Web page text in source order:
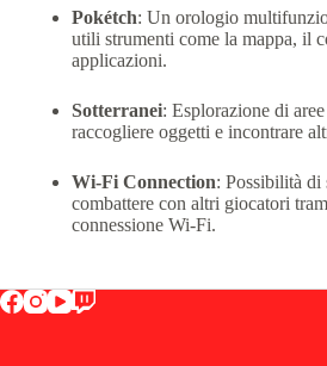
Pokétch: Un orologio
utili strumenti come la mappa, il
applicazioni.
Sotterranei: Esplorazione di
raccogliere oggetti e incontrare
Wi-Fi Connection: Possibilità di
combattere con altri giocatori
connessione Wi-Fi.